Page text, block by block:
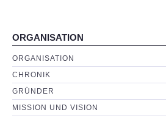
ORGANISATION
ORGANISATION
CHRONIK
GRÜNDER
MISSION UND VISION